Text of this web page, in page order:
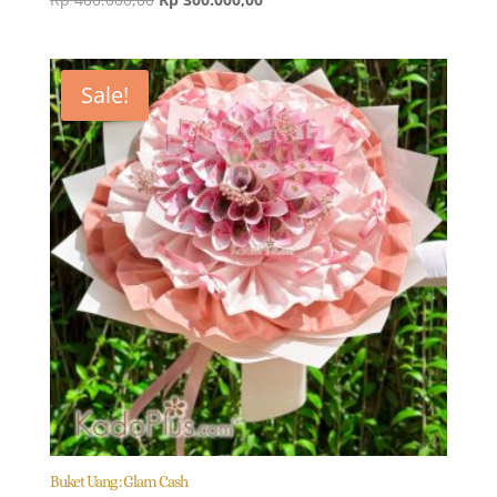
Rp 400.000,00.Rp 300.000,00.
Sale!
Buket Uang : Glam Cash